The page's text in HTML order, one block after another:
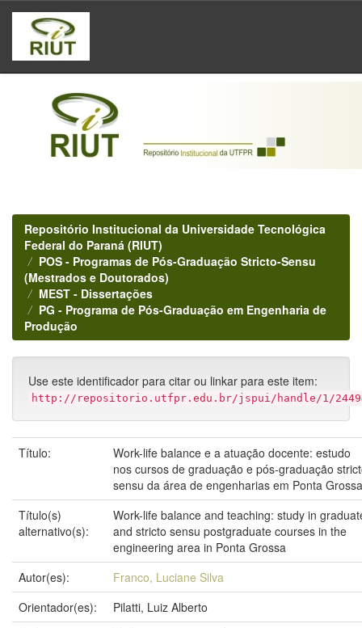
Skip
navigation
Repositório Institucional da Universidade Tecnológica
Federal do Paraná (RIUT)
POS - Programas de Pós-Graduação Stricto-Sensu
(Mestrados e Doutorados)
MEST - Dissertações
PG - Programa de Pós-Graduação em Engenharia de
Produção
Use este identificador para citar ou linkar para este item:
http://repositorio.utfpr.edu.br/jspui/handle/1/
Título:
Work-life balance e a atuação docente: estudo
nos cursos de graduação e pós-graduação
sensu da área de engenharias em Ponta Grossa
Título(s)
alternativo(s):
Work-life balance and teaching: study in
and stricto sensu postgraduate courses in the
engineering area in Ponta Grossa
Autor(es):
Franco, Luciane Silva
Orientador(es):
Pilatti, Luiz Alberto